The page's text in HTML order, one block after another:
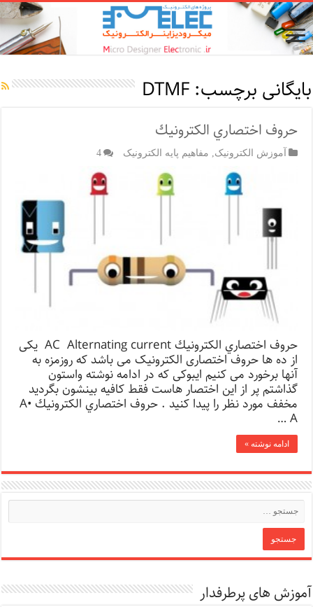
بایگانی برچسب:DTMF
حروف اختصاري الكترونيك
آموزش الکترونیک مفاهیم پایه الکترونیک 4
حروف اختصاري الكترونيك AC Alternating current یکی
از ده ها حروف اختصاری الکترونیک می باشد که روزمزه به
آنها برخورد می کنیم ایبوکی که در ادامه نوشته واستون
گذاشتم پر از این اختصار هاست فقط کافیه بینشون بگردید
مخفف مورد نظر را پیدا کنید . حروف اختصاري الكترونيك A•
A …
ادامه نوشته »
آموزش های پرطرفدار